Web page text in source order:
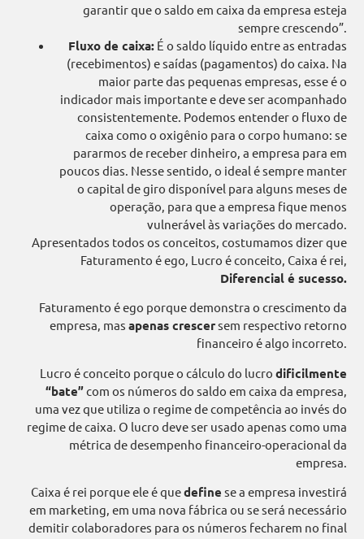
garantir que o saldo em caixa da empresa esteja
sempre crescendo”.
Fluxo de caixa: É o saldo líquido entre as entradas
(recebimentos) e saídas (pagamentos) do caixa. Na
maior parte das pequenas empresas, esse é o
indicador mais importante e deve ser acompanhado
consistentemente. Podemos entender o fluxo de
caixa como o oxigênio para o corpo humano: se
pararmos de receber dinheiro, a empresa para em
poucos dias. Nesse sentido, o ideal é sempre manter
o capital de giro disponível para alguns meses de
operação, para que a empresa fique menos
vulnerável às variações do mercado.
Apresentados todos os conceitos, costumamos dizer que
Faturamento é ego, Lucro é conceito, Caixa é rei,
Diferencial é sucesso.
Faturamento é ego porque demonstra o crescimento da
empresa, mas apenas crescersem respectivo retorno
financeiro é algo incorreto.
Lucro é conceito porque o cálculo do lucro dificilmente
“bate”com os números do saldo em caixa da empresa,
uma vez que utiliza o regime de competência ao invés do
regime de caixa. O lucro deve ser usado apenas como uma
métrica de desempenho financeiro-operacional da
empresa.
Caixa é rei porque ele é quedefine se a empresa investirá
em marketing, em uma nova fábrica ou se será necessário
demitir colaboradores para os números fecharem no final